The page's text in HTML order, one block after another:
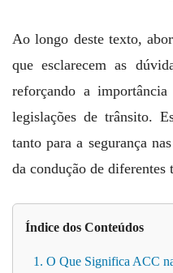
Ao longo deste texto,
que esclarecem as
reforçando a
legislações de trânsito.
tanto para a segurança
da condução de diferentes
Índice dos Conteúdos
1. O Que Significa ACC